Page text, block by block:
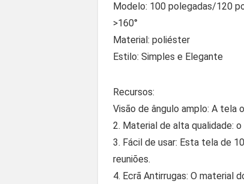
Modelo: 100 polegadas/120
>160°
Material: poliéster
Estilo: Simples e Elegante
Recursos:
Visão de ângulo amplo: A tela
2. Material de alta qualidade:
3. Fácil de usar: Esta tela de
reuniões.
4. Ecrã Antirrugas: O material